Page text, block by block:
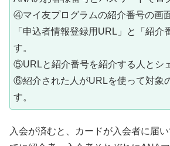
④マイ友プログラムの紹介番号の画
「申込者情報登録用URL」と「紹介
す。
⑤URLと紹介番号を紹介する人とシ
⑥紹介された人がURLを使って対象
す。
入会が済むと、カードが入会者に届